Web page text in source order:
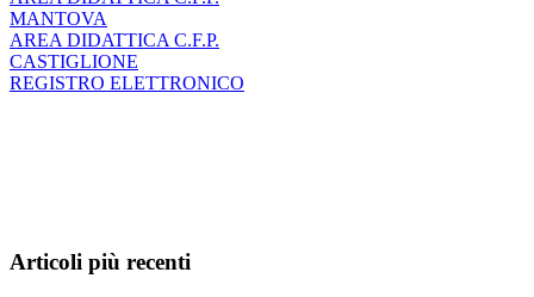
MANTOVA
AREA DIDATTICA C.F.P.
CASTIGLIONE
REGISTRO ELETTRONICO
Articoli più recenti